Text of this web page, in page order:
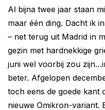
Al bijna twee jaar staan
maar één ding. Dacht ik
– net terug uit Madrid in
gezin met hardnekkige
juni wel voorbij zou
beter. Afgelopen
toch eens de goede kant
nieuwe Omikron-variant.